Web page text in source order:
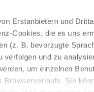
Erstanbietern und
Cookies, die es uns
(z. B. bevorzugte
und zu
um einzelnen
Sie
Weiters
mit asiatisch-
In der König